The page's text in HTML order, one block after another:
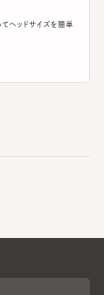
てヘッドサイズを簡単